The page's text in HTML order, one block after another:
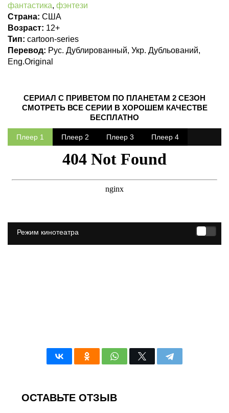
фантастика, фэнтези
Страна: США
Возраст: 12+
Тип: cartoon-series
Перевод: Рус. Дублированный, Укр. Дубльований,
Eng.Original
СЕРИАЛ С ПРИВЕТОМ ПО ПЛАНЕТАМ 2 СЕЗОН
СМОТРЕТЬ ВСЕ СЕРИИ В ХОРОШЕМ КАЧЕСТВЕ
БЕСПЛАТНО
Плеер 1 Плеер 2 Плеер 3 Плеер 4
ОСТАВЬТЕ ОТЗЫВ